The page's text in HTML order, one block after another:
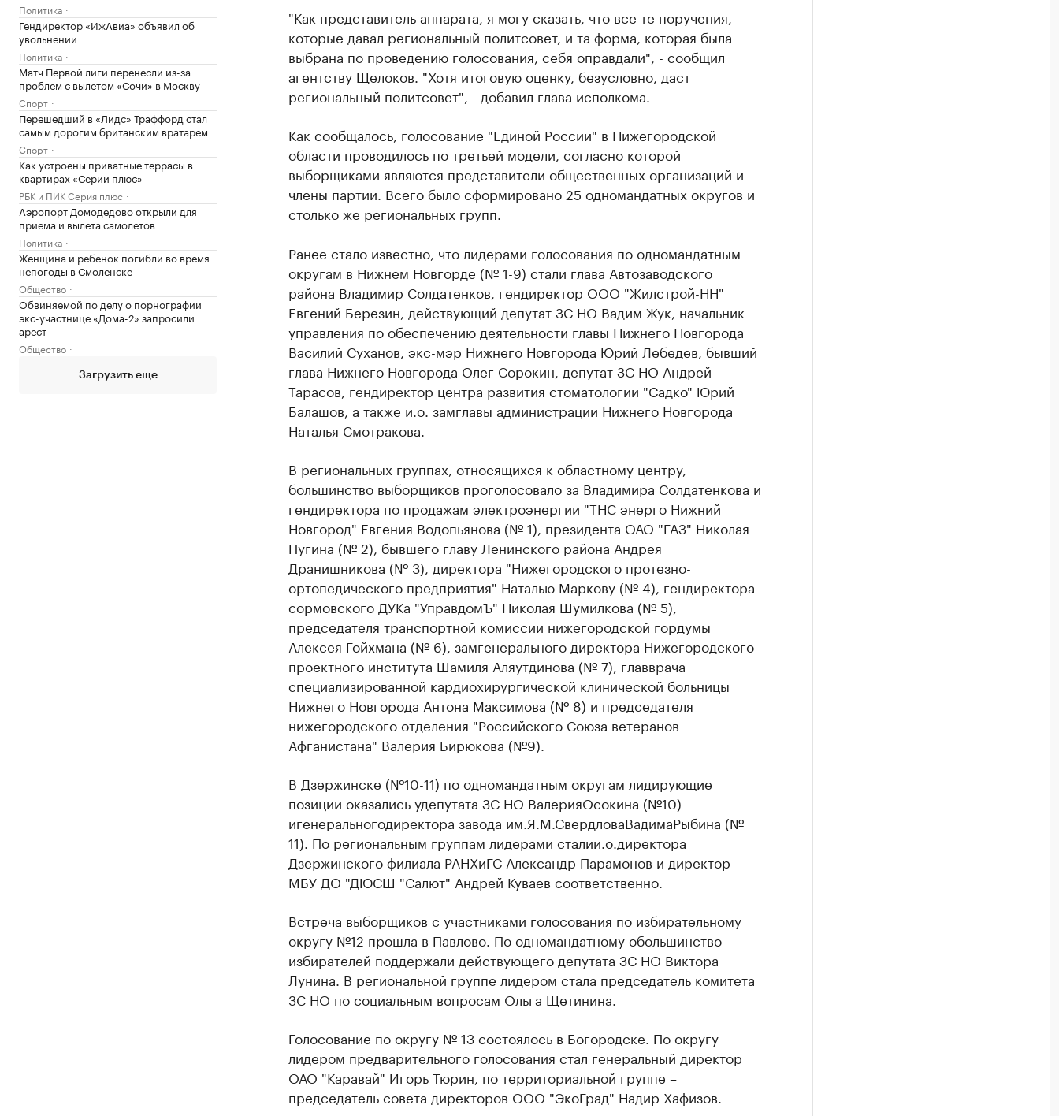
Политика
Гендиректор «ИжАвиа» объявил об
увольнении
Политика
Матч Первой лиги перенесли из-за
проблем с вылетом «Сочи» в Москву
Спорт
Перешедший в «Лидс» Траффорд стал
самым дорогим британским вратарем
Спорт
Как устроены приватные террасы в
квартирах «Серии плюс»
РБК и ПИК Серия плюс
Аэропорт Домодедово открыли для
приема и вылета самолетов
Политика
Женщина и ребенок погибли во время
непогоды в Смоленске
Общество
Обвиняемой по делу о порнографии
экс-участнице «Дома-2» запросили
арест
Общество
Загрузить еще
"Как представитель аппарата, я могу сказать, что все те поручения,
которые давал региональный политсовет, и та форма, которая была
выбрана по проведению голосования, себя оправдали", - сообщил
агентству Щелоков. "Хотя итоговую оценку, безусловно, даст
региональный политсовет", - добавил глава исполкома.
Как сообщалось, голосование "Единой России" в Нижегородской
области проводилось по третьей модели, согласно которой
выборщиками являются представители общественных организаций и
члены партии. Всего было сформировано 25 одномандатных округов и
столько же региональных групп.
Ранее стало известно, что лидерами голосования по одномандатным
округам в Нижнем Новгорде (№ 1-9) стали глава Автозаводского
района Владимир Солдатенков, гендиректор ООО "Жилстрой-НН"
Евгений Березин, действующий депутат ЗС НО Вадим Жук, начальник
управления по обеспечению деятельности главы Нижнего Новгорода
Василий Суханов, экс-мэр Нижнего Новгорода Юрий Лебедев, бывший
глава Нижнего Новгорода Олег Сорокин, депутат ЗС НО Андрей
Тарасов, гендиректор центра развития стоматологии "Садко" Юрий
Балашов, а также и.о. замглавы администрации Нижнего Новгорода
Наталья Смотракова.
В региональных группах, относящихся к областному центру,
большинство выборщиков проголосовало за Владимира Солдатенкова и
гендиректора по продажам электроэнергии "ТНС энерго Нижний
Новгород" Евгения Водопьянова (№ 1), президента ОАО "ГАЗ" Николая
Пугина (№ 2), бывшего главу Ленинского района Андрея
Дранишникова (№ 3), директора "Нижегородского протезно-
ортопедического предприятия" Наталью Маркову (№ 4), гендиректора
сормовского ДУКа "УправдомЪ" Николая Шумилкова (№ 5),
председателя транспортной комиссии нижегородской гордумы
Алексея Гойхмана (№ 6), замгенерального директора Нижегородского
проектного института Шамиля Аляутдинова (№ 7), главврача
специализированной кардиохирургической клинической больницы
Нижнего Новгорода Антона Максимова (№ 8) и председателя
нижегородского отделения "Российского Союза ветеранов
Афганистана" Валерия Бирюкова (№9).
В Дзержинске (№10-11) по одномандатным округам лидирующие
позиции оказались удепутата ЗС НО ВалерияОсокина (№10)
игенеральногодиректора завода им.Я.М.СвердловаВадимаРыбина (№
11). По региональным группам лидерами сталии.о.директора
Дзержинского филиала РАНХиГС Александр Парамонов и директор
МБУ ДО "ДЮСШ "Салют" Андрей Куваев соответственно.
Встреча выборщиков с участниками голосования по избирательному
округу №12 прошла в Павлово. По одномандатному обольшинство
избирателей поддержали действующего депутата ЗС НО Виктора
Лунина. В региональной группе лидером стала председатель комитета
ЗС НО по социальным вопросам Ольга Щетинина.
Голосование по округу № 13 состоялось в Богородске. По округу
лидером предварительного голосования стал генеральный директор
ОАО "Каравай" Игорь Тюрин, по территориальной группе –
председатель совета директоров ООО "ЭкоГрад" Надир Хафизов.